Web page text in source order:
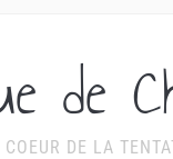
de
COEUR DE LA